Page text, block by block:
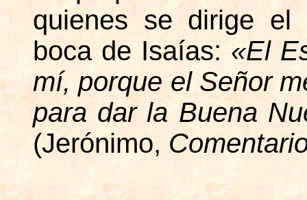
quienes se dirige el
boca de Isaías: «El
mí, porque el Señor
para dar la Buena
(Jerónimo,